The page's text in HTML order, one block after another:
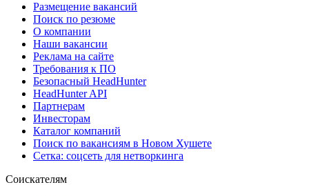
Размещение вакансий
Поиск по резюме
О компании
Наши вакансии
Реклама на сайте
Требования к ПО
Безопасный HeadHunter
HeadHunter API
Партнерам
Инвесторам
Каталог компаний
Поиск по вакансиям в Новом Хушете
Сетка: соцсеть для нетворкинга
Соискателям